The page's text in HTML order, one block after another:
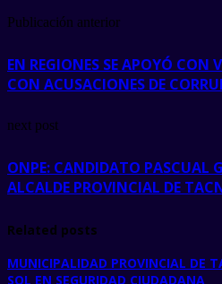
Publicación anterior
EN REGIONES SE APOYÓ CON
CON ACUSACIONES DE
next post
ONPE: CANDIDATO PASCUAL
ALCALDE PROVINCIAL DE
Related posts
MUNICIPALIDAD PROVINCIAL DE
SOL EN SEGURIDAD CIUDADANA